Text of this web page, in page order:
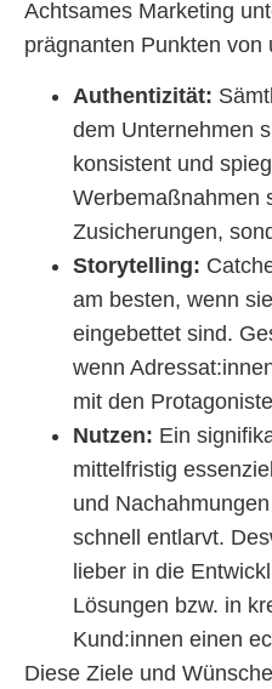
Achtsames Marketing
prägnanten Punkten von
Authentizität:
dem Unternehmen
konsistent und
Werbemaßnahmen
Zusicherungen,
Storytelling:
am besten, wenn
eingebettet sind.
wenn
mit den
Nutzen: Ein
mittelfristig
und
schnell entlarvt.
lieber in die
Lösungen bzw. in
Kund:innen einen
Diese Ziele und